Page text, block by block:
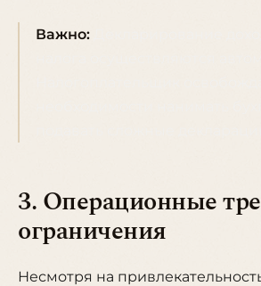
Важно:
3. Операционные
ограничения
Несмотря на